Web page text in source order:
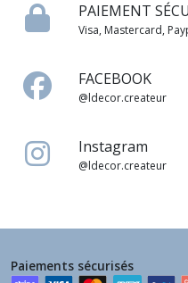
PAIEMENT
Visa, Mastercard,
FACEBOOK
@ldecor.createur
Instagram
@ldecor.createur
Paiements sécurisés